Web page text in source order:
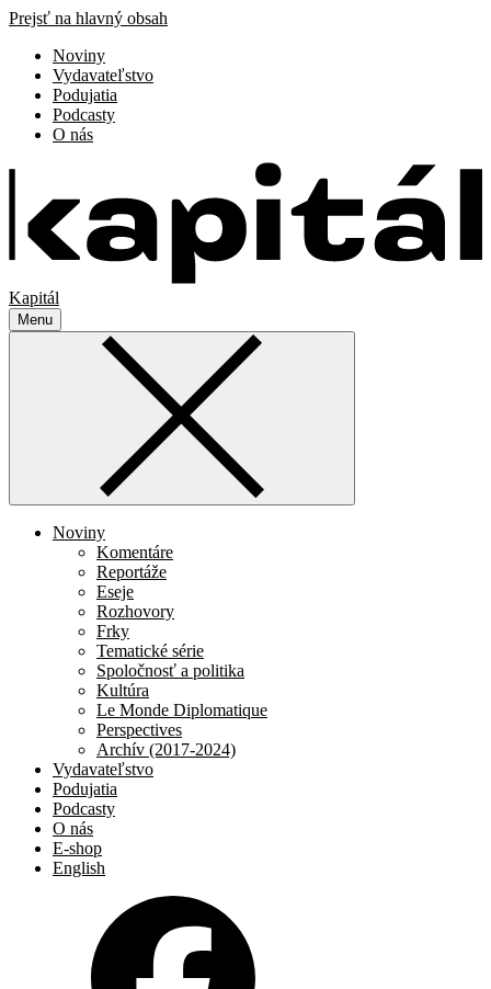
Prejsť na hlavný obsah
Noviny
Vydavateľstvo
Podujatia
Podcasty
O nás
Kapitál
Menu
Noviny
Komentáre
Reportáže
Eseje
Rozhovory
Frky
Tematické série
Spoločnosť a politika
Kultúra
Le Monde Diplomatique
Perspectives
Archív (2017-2024)
Vydavateľstvo
Podujatia
Podcasty
O nás
E-shop
English